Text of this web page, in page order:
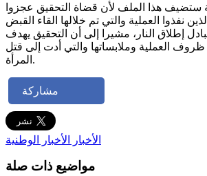
هذا الملف لأن قضاة التحقيق عجزوا
نفذوا العملية والتي تم خلالها القاء القبض
إطلاق النار، مشيرا إلى أن التحقيق يهدف
العملية وملابساتها والتي أدت إلى قتل
المرأة.
مشاركة
الأخبار الأخبار الوطنية
مواضيع ذات صلة